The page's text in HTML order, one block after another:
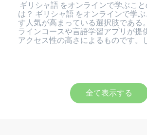
ギリシャ語 をオンラインで学ぶこ
は？ ギリシャ語 をオンラインで学
す人気が高まっている選択肢である
ラインコースや言語学習アプリが提
アクセス性の高さによるものです。
全て表示する